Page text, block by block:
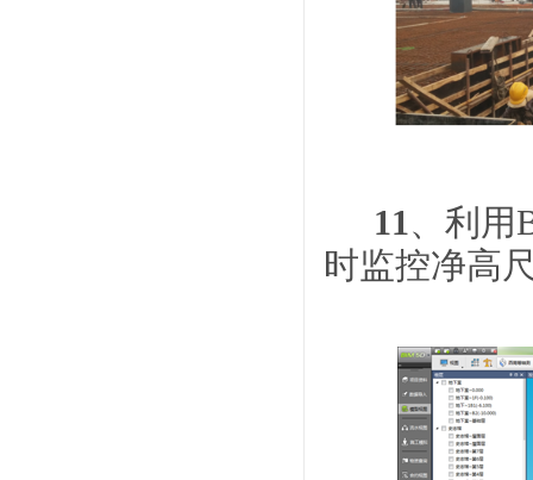
11、利用
时监控净高